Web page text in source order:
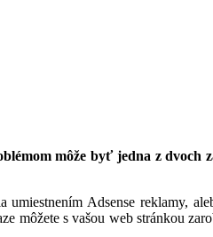
môže byť jedna z
Adsense reklamy,
môžete s vašou web stránkou